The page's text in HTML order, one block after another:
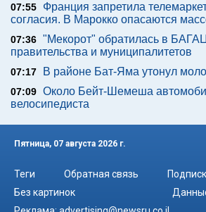
07:55
Франция запретила
согласия. В Марокко опасаются
07:36 "Мекорот" обратилась в
правительства и муниципалитетов
07:17 В районе Бат-Яма утонул
07:09 Около Бейт-Шемеша
велосипедиста
Пятница, 07 августа 2026 г.
Теги Обратная связь
Без картинок